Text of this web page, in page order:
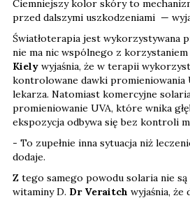
Ciemniejszy kolor skóry to
przed dalszymi uszkodzeniami —
Światłoterapia jest wykorzystywana
nie ma nic wspólnego z
Kiely wyjaśnia, że w terapii
kontrolowane dawki promieniowania
lekarza. Natomiast komercyjne
promieniowanie UVA, które wnika
ekspozycja odbywa się bez kontroli
- To zupełnie inna sytuacja niż
dodaje.
Z tego samego powodu solaria nie są
witaminy D. Dr Veraitch wyjaśnia,